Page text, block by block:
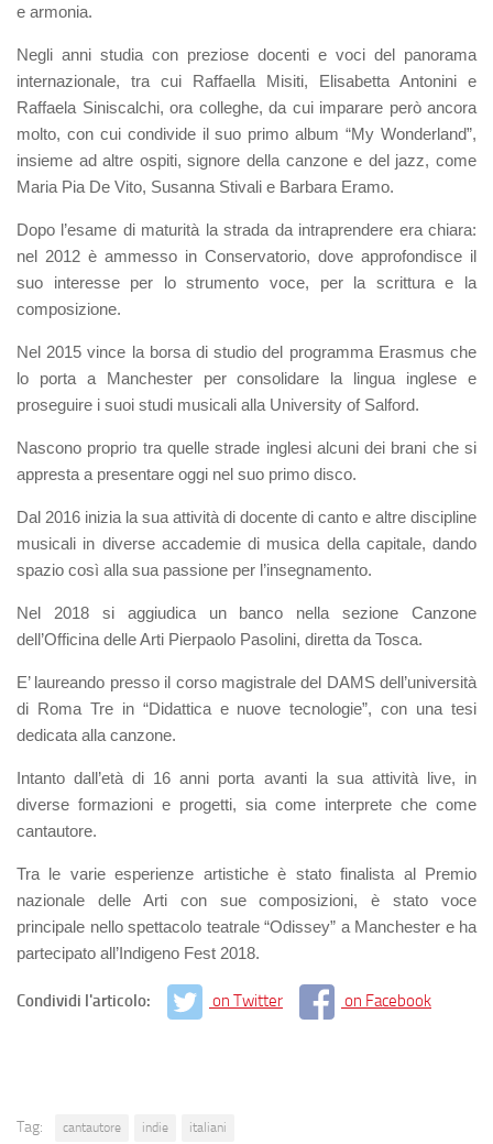
e armonia.
Negli anni studia con preziose docenti e voci del panorama
internazionale, tra cui Raffaella Misiti, Elisabetta Antonini e
Raffaela Siniscalchi, ora colleghe, da cui imparare però ancora
molto, con cui condivide il suo primo album “My Wonderland”,
insieme ad altre ospiti, signore della canzone e del jazz, come
Maria Pia De Vito, Susanna Stivali e Barbara Eramo.
Dopo l’esame di maturità la strada da intraprendere era chiara:
nel 2012 è ammesso in Conservatorio, dove approfondisce il
suo interesse per lo strumento voce, per la scrittura e la
composizione.
Nel 2015 vince la borsa di studio del programma Erasmus che
lo porta a Manchester per consolidare la lingua inglese e
proseguire i suoi studi musicali alla University of Salford.
Nascono proprio tra quelle strade inglesi alcuni dei brani che si
appresta a presentare oggi nel suo primo disco.
Dal 2016 inizia la sua attività di docente di canto e altre discipline
musicali in diverse accademie di musica della capitale, dando
spazio così alla sua passione per l’insegnamento.
Nel 2018 si aggiudica un banco nella sezione Canzone
dell’Officina delle Arti Pierpaolo Pasolini, diretta da Tosca.
E’ laureando presso il corso magistrale del DAMS dell’università
di Roma Tre in “Didattica e nuove tecnologie”, con una tesi
dedicata alla canzone.
Intanto dall’età di 16 anni porta avanti la sua attività live, in
diverse formazioni e progetti, sia come interprete che come
cantautore.
Tra le varie esperienze artistiche è stato finalista al Premio
nazionale delle Arti con sue composizioni, è stato voce
principale nello spettacolo teatrale “Odissey” a Manchester e ha
partecipato all’Indigeno Fest 2018.
Condividi l'articolo: on Twitter on Facebook
Tag: cantautore indie italiani